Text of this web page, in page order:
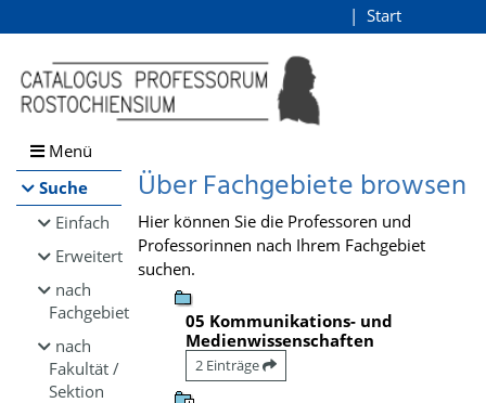
Browsen
direkt zum Inhalt
Start
Menü
Suche
Einfach
Erweitert
nach
Fachgebiet
nach
Fakultät /
Sektion
Über Fachgebiete browsen
Hier können Sie die Professoren und
Professorinnen nach Ihrem Fachgebiet
suchen.
05 Kommunikations- und
Medienwissenschaften
2 Einträge